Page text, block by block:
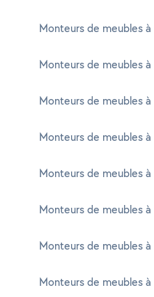
Monteurs de meubles à
Monteurs de meubles
Monteurs de meubles à
Monteurs de meubles à
Monteurs de meubles à
Monteurs de meubles
Monteurs de meubles
Monteurs de meubles à